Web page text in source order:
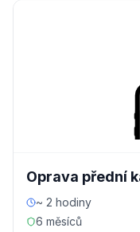
Oprava přední
~ 2 hodiny
6 měsíců